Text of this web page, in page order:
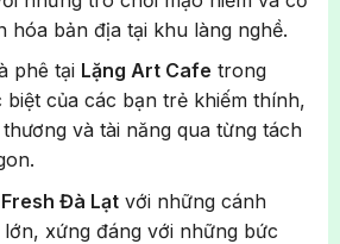
hóa bản địa tại khu làng nghề.
phê tại Lặng Art Cafe trong
biệt của các bạn trẻ khiếm thính,
và tài năng qua từng tách
Đà Lạtvới những cánh
xứng đáng với những bức